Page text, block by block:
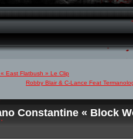
East Flatbush » Le Clip
Robby Blair & C-Lance Feat
Constantine « Block